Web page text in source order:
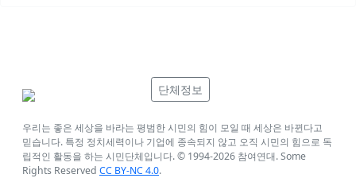
단체정보
우리는 좋은 세상을 바라는 평범한 시민의 힘이 모일 때 세상은 바뀐다고
믿습니다. 특정 정치세력이나 기업에 종속되지 않고 오직 시민의 힘으로 독
립적인 활동을 하는 시민단체입니다. © 1994-2026 참여연대. Some
Rights Reserved CC BY-NC 4.0.